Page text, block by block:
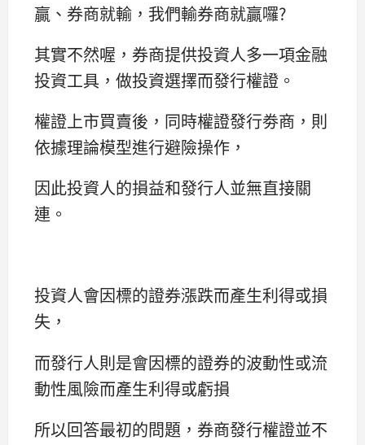
贏、券商就輸，我們輸券商就贏囉?
其實不然喔，券商提供投資人多一項金融
投資工具，做投資選擇而發行權證。
權證上市買賣後，同時權證發行劵商，則
依據理論模型進行避險操作，
因此投資人的損益和發行人並無直接關
連。
投資人會因標的證券漲跌而產生利得或損
失，
而發行人則是會因標的證券的波動性或流
動性風險而產生利得或虧損
所以回答最初的問題，券商發行權證並不